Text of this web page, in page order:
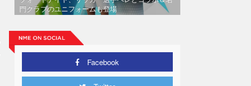
門クラブのユニフォームも登場
Facebook